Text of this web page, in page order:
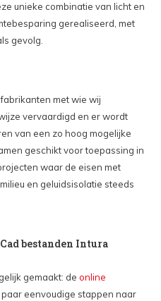
unieke combinatie van licht en
gerealiseerd, met
gevolg.
met wie wij
vervaardigd en er wordt
van een zo hoog mogelijke
geschikt voor toepassing in
waar de eisen met
en geluidsisolatie steeds
bestanden Intura
gemaakt: de online
eenvoudige stappen naar